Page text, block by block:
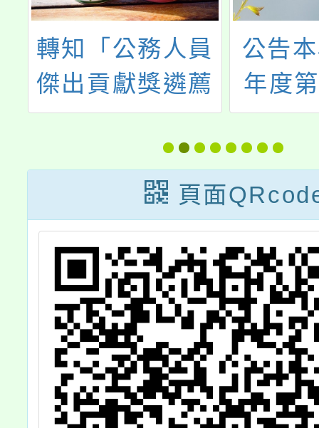
轉知「公務人員
傑出貢獻獎遴薦
選拔審議及表揚
要點」，業經該
部112年6月7日
修正發布一案
公告
年度
1~6次
學支
甄選
公告
頁面